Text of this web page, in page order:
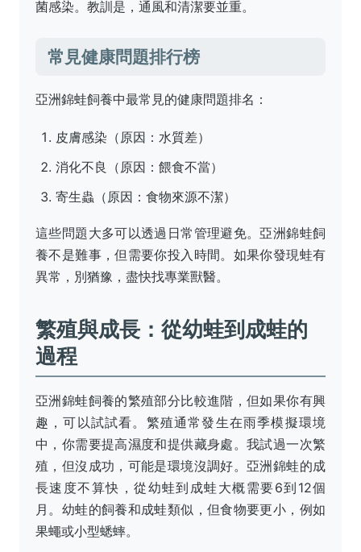
菌感染。教訓是，通風和清潔要並重。
常見健康問題排行榜
亞洲錦蛙飼養中最常見的健康問題排名：
皮膚感染（原因：水質差）
消化不良（原因：餵食不當）
寄生蟲（原因：食物來源不潔）
這些問題大多可以透過日常管理避免。亞洲錦蛙飼
養不是難事，但需要你投入時間。如果你發現蛙有
異常，別猶豫，盡快找專業獸醫。
繁殖與成長：從幼蛙到成蛙的
過程
亞洲錦蛙飼養的繁殖部分比較進階，但如果你有興
趣，可以試試看。繁殖通常發生在雨季模擬環境
中，你需要提高濕度和提供藏身處。我試過一次繁
殖，但沒成功，可能是環境沒調好。亞洲錦蛙的成
長速度不算快，從幼蛙到成蛙大概需要6到12個
月。幼蛙的飼養和成蛙類似，但食物要更小，例如
果蠅或小型蟋蟀。